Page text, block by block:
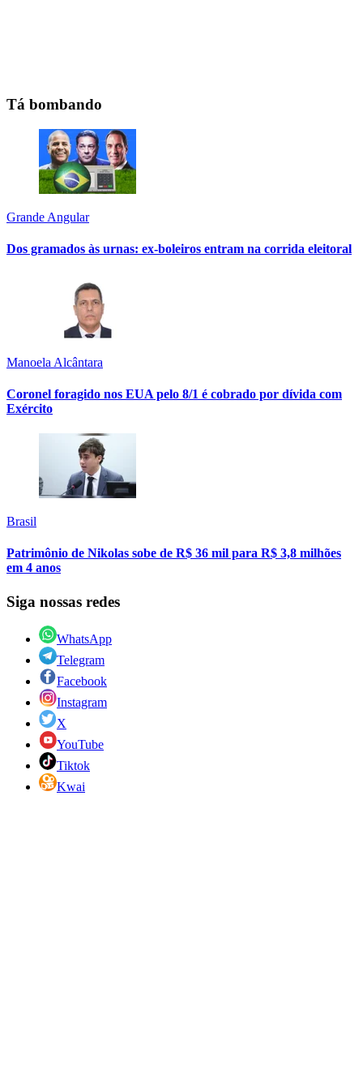
Tá bombando
Grande Angular
Dos gramados às urnas: ex-boleiros entram na corrida eleitoral
Manoela Alcântara
Coronel foragido nos EUA pelo 8/1 é cobrado por dívida com
Exército
Brasil
Patrimônio de Nikolas sobe de R$ 36 mil para R$ 3,8 milhões
em 4 anos
Siga nossas redes
WhatsApp
Telegram
Facebook
Instagram
X
YouTube
Tiktok
Kwai